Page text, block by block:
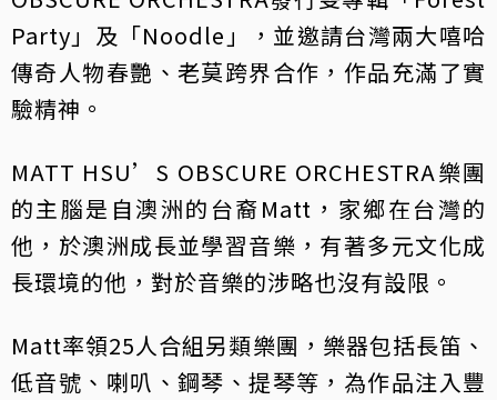
Party」及「Noodle」，並邀請台灣兩大嘻哈
傳奇人物春艷、老莫跨界合作，作品充滿了實
驗精神。
MATT HSU’S OBSCURE ORCHESTRA樂團
的主腦是自澳洲的台裔Matt，家鄉在台灣的
他，於澳洲成長並學習音樂，有著多元文化成
長環境的他，對於音樂的涉略也沒有設限。
Matt率領25人合組另類樂團，樂器包括長笛、
低音號、喇叭、鋼琴、提琴等，為作品注入豐